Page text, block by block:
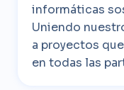
informáticas
Uniendo
a proyectos
en todas las